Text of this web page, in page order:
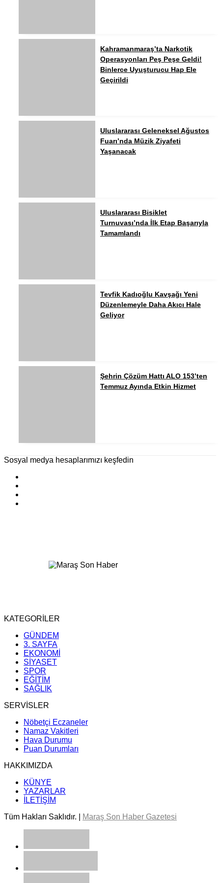
Kahramanmaraş’ta Narkotik
Operasyonları Peş Peşe Geldi!
Binlerce Uyuşturucu Hap Ele
Geçirildi
Uluslararası Geleneksel Ağustos
Fuarı’nda Müzik Ziyafeti
Yaşanacak
Uluslararası Bisiklet
Turnuvası’nda İlk Etap Başarıyla
Tamamlandı
Tevfik Kadıoğlu Kavşağı Yeni
Düzenlemeyle Daha Akıcı Hale
Geliyor
Şehrin Çözüm Hattı ALO 153’ten
Temmuz Ayında Etkin Hizmet
Sosyal medya hesaplarımızı keşfedin
KATEGORİLER
GÜNDEM
3. SAYFA
EKONOMİ
SİYASET
SPOR
EĞİTİM
SAĞLIK
SERVİSLER
Nöbetçi Eczaneler
Namaz Vakitleri
Hava Durumu
Puan Durumları
HAKKIMIZDA
KÜNYE
YAZARLAR
İLETİŞİM
Tüm Hakları Saklıdır. |
Maraş Son Haber Gazetesi